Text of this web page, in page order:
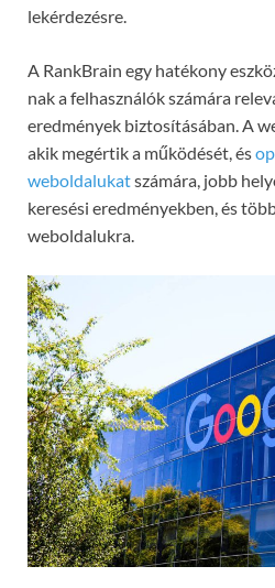
lekérdezésre.
A RankBrain egy hatékony
nak a felhasználók számára
eredmények biztosításában. A
akik megértik a működését, és
weboldalukatszámára, jobb
keresési eredményekben, és
weboldalukra.